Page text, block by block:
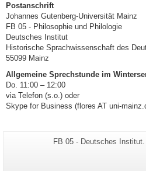
Postanschrift
Johannes Gutenberg-Universität Mainz
FB 05 - Philosophie und Philologie
Deutsches Institut
Historische Sprachwissenschaft des
55099 Mainz
Allgemeine Sprechstunde im
Do. 11:00 – 12:00
via Telefon (s.o.) oder
Skype for Business (flores AT uni-
Seiten-
FB 05 - Deutsches Institut.